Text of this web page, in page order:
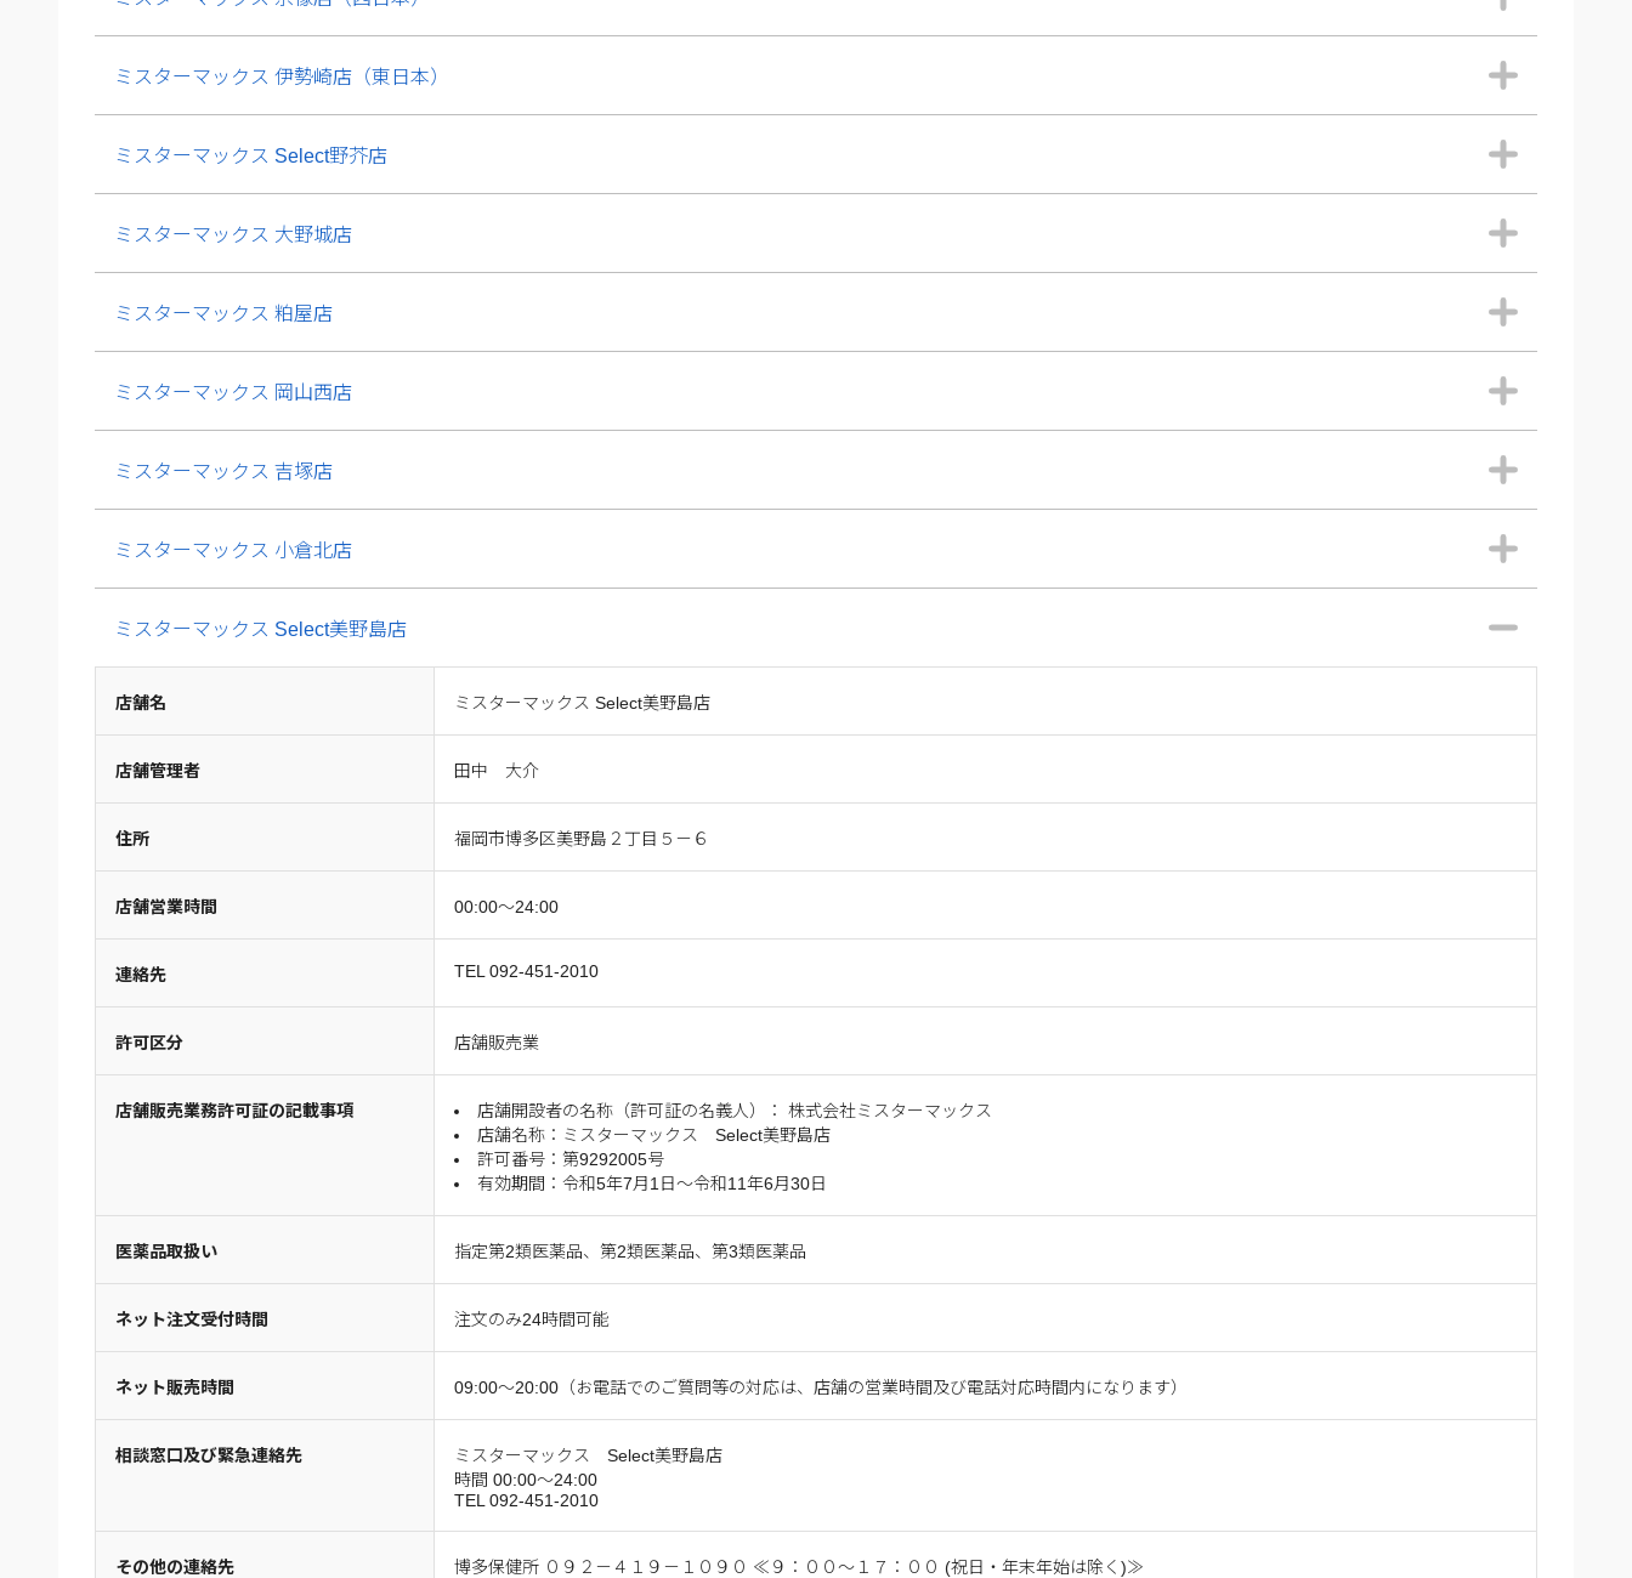
ミスターマックス 伊勢崎店（東日本）
ミスターマックス Select野芥店
ミスターマックス 大野城店
ミスターマックス 粕屋店
ミスターマックス 岡山西店
ミスターマックス 吉塚店
ミスターマックス 小倉北店
ミスターマックス Select美野島店
店舗名 ミスターマックス Select美野島店
店舗管理者 田中 大介
住所 福岡市博多区美野島２丁目５－６
店舗営業時間 00:00～24:00
連絡先 TEL 092-451-2010
許可区分 店舗販売業
店舗販売業務許可証の記載事項
店舗開設者の名称（許可証の名義人）： 株式会社ミスターマックス
店舗名称：ミスターマックス Select美野島店
許可番号：第9292005号
有効期間：令和5年7月1日～令和11年6月30日
医薬品取扱い 指定第2類医薬品、第2類医薬品、第3類医薬品
ネット注文受付時間 注文のみ24時間可能
ネット販売時間 09:00～20:00（お電話でのご質問等の対応は、店舗の営業時間及び電話対応時間内になります）
相談窓口及び緊急連絡先
ミスターマックス Select美野島店
時間 00:00～24:00
TEL 092-451-2010
その他の連絡先 博多保健所 ０９２－４１９－１０９０ ≪９：００～１７：００ (祝日・年末年始は除く)≫